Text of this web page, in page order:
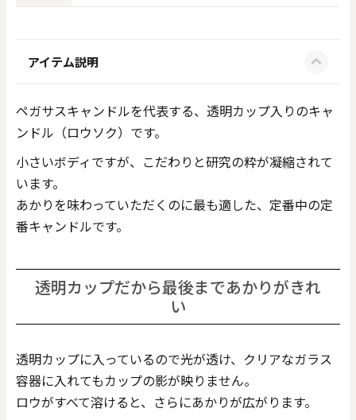
アイテム説明
ペガサスキャンドルを代表する、透明カップ入りのキャ
ンドル（ロウソク）です。
小さいボディですが、こだわりと研究の粋が凝縮されて
います。
あかりを味わっていただくのに最も適した、定番中の定
番キャンドルです。
透明カップだから最後まであかりがきれ
い
透明カップに入っているので光が透け、クリアなガラス
容器に入れてもカップの影が映りません。
ロウがすべて溶けると、さらにあかりが広がります。